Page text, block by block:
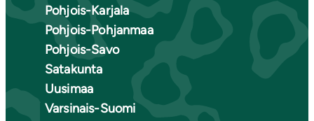
Pohjois-Karjala
Pohjois-Pohjanmaa
Pohjois-Savo
Satakunta
Uusimaa
Varsinais-Suomi